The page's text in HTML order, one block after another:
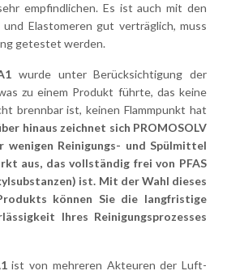
empfindlichen. Es ist auch mit den
Elastomeren gut verträglich, muss
getestet werden.
wurde unter Berücksichtigung der
zu einem Produkt führte, das keine
brennbar ist, keinen Flammpunkt hat
hinaus zeichnet sich PROMOSOLV
wenigen Reinigungs- und Spülmittel
aus, das vollständig frei von PFAS
ist. Mit der Wahl dieses
können Sie die langfristige
Ihres Reinigungsprozesses
ist von mehreren Akteuren der Luft-